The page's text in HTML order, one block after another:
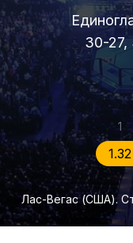
30-27,
1
1.32
Лас-Вегас (США).